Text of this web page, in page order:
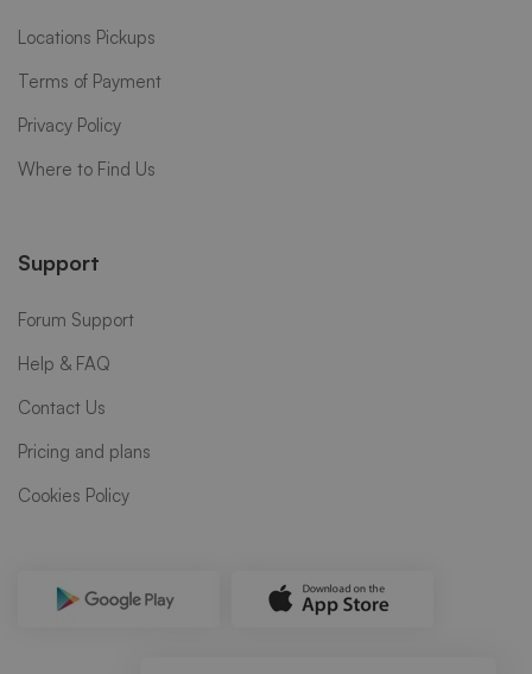
Locations Pickups
Terms of Payment
Privacy Policy
Where to Find Us
Support
Forum Support
Help & FAQ
Contact Us
Pricing and plans
Cookies Policy